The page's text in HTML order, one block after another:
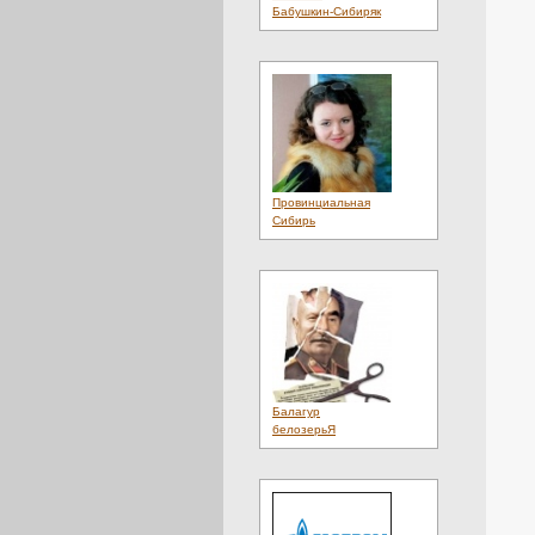
Клининг(3)
Компьютеры(2)
Консалтинг(1)
Консультации (1)
Косметика (2)
Красота(1)
Кредиты(1)
Культура(4)
Лекарства(1)
Лес(1)
Литература
Люди(20)
Магазины
Массаж(3)
Материалы
Мебель(4)
Мебель. Услуги
Медиа(2)
Медицина
(5)
Металл
Мнения
Мода(3)
Музыка(1)
Недвижимость
Бабушкин-Сибиряк
Провинциальная
Сибирь
Балагур
белозерьЯ